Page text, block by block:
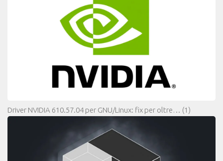
Driver NVIDIA 610.57.04 per GNU/Linux: fix per oltre… (1)